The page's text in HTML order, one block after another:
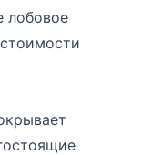
лобовое